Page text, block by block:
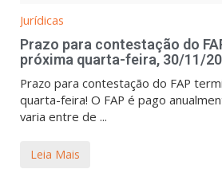
Jurídicas
Prazo para contestação do
próxima quarta-feira, 30/11/
Prazo para contestação do FAP
quarta-feira! O FAP é pago
varia entre de ...
Leia Mais